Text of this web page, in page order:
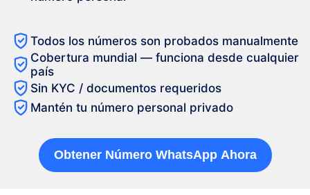
Todos los números son probados manualmente
Cobertura mundial — funciona desde cualquier
país
Sin KYC / documentos requeridos
Mantén tu número personal privado
Obtener Número WhatsApp Ahora